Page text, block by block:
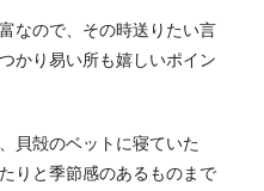
なので、その時送りたい言
かり易い所も嬉しいポイン
貝殻のベットに寝ていた
りと季節感のあるものまで